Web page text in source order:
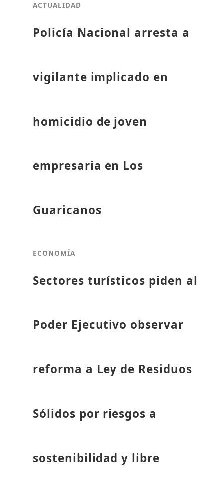
ACTUALIDAD
Policía Nacional arresta a
vigilante implicado en
homicidio de joven
empresaria en Los
Guaricanos
ECONOMÍA
Sectores turísticos piden al
Poder Ejecutivo observar
reforma a Ley de Residuos
Sólidos por riesgos a
sostenibilidad y libre